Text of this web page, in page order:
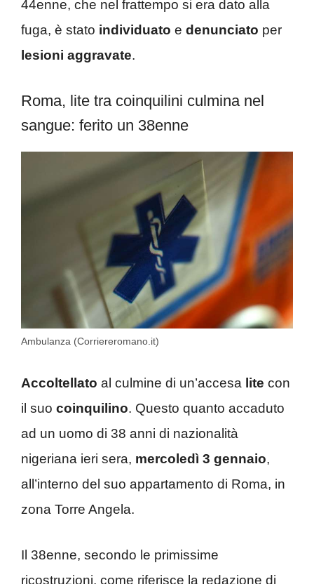
44enne, che nel frattempo si era dato alla
fuga, è stato individuato e denunciato per
lesioni aggravate.
Roma, lite tra coinquilini culmina nel
sangue: ferito un 38enne
Ambulanza (Corriereromano.it)
Accoltellato al culmine di un’accesa lite con
il suo coinquilino. Questo quanto accaduto
ad un uomo di 38 anni di nazionalità
nigeriana ieri sera, mercoledì 3 gennaio,
all’interno del suo appartamento di Roma, in
zona Torre Angela.
Il 38enne, secondo le primissime
ricostruzioni, come riferisce la redazione di